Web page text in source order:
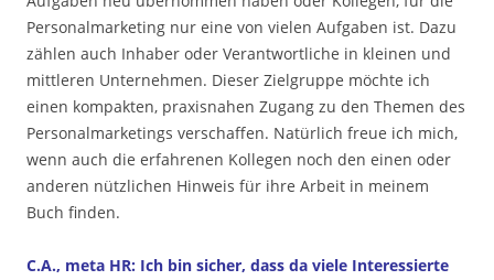
Personalmarketing nur eine von vielen Aufgaben ist. Dazu
zählen auch Inhaber oder Verantwortliche in kleinen und
mittleren Unternehmen. Dieser Zielgruppe möchte ich
einen kompakten, praxisnahen Zugang zu den Themen des
Personalmarketings verschaffen. Natürlich freue ich mich,
wenn auch die erfahrenen Kollegen noch den einen oder
anderen nützlichen Hinweis für ihre Arbeit in meinem
Buch finden.
C.A., meta HR: Ich bin sicher, dass da viele Interessierte